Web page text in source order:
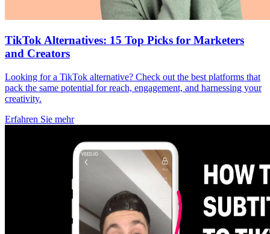
TikTok Alternatives: 15 Top Picks for Marketers
and Creators
Looking for a TikTok alternative? Check out the best platforms that
pack the same potential for reach, engagement, and harnessing your
creativity.
Erfahren Sie mehr